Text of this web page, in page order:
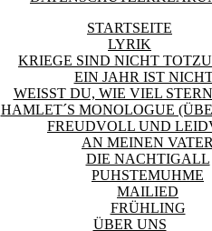
STARTSEITE
LYRIK
KRIEGE SIND NICHT
EIN JAHR IST
WEISST DU, WIE VIEL
HAMLET´S MONOLOGUE
FREUDVOLL UND
AN MEINEN VATER
DIE NACHTIGALL
PUHSTEMUHME
MAILIED
FRÜHLING
ÜBER UNS